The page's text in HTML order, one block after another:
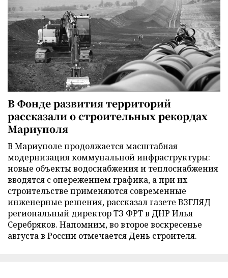
В Фонде развития территорий
рассказали о строительных рекордах
Мариуполя
В Мариуполе продолжается масштабная
модернизация коммунальной инфраструктуры:
новые объекты водоснабжения и теплоснабжения
вводятся с опережением графика, а при их
строительстве применяются современные
инженерные решения, рассказал газете ВЗГЛЯД
региональный директор ТЗ ФРТ в ДНР Илья
Серебряков. Напомним, во второе воскресенье
августа в России отмечается День строителя.